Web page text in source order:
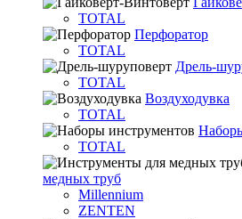
TOTAL
Перфоратор
TOTAL
Дрель-
TOTAL
Воздуходувка
TOTAL
TOTAL
медных труб
Millennium
ZENTEN